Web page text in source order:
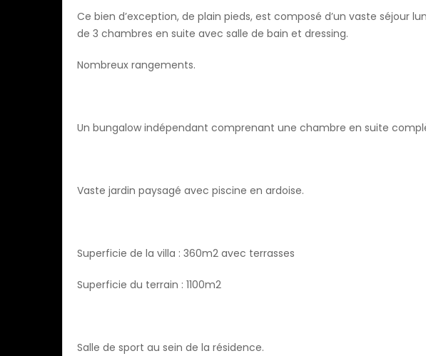
Ce bien d’exception, de plain pieds, est composé d’un vaste séjour
de 3 chambres en suite avec salle de bain et dressing.
Nombreux rangements.
Un bungalow indépendant comprenant une chambre en suite
Vaste jardin paysagé avec piscine en ardoise.
Superficie de la villa : 360m2 avec terrasses
Superficie du terrain : 1100m2
Salle de sport au sein de la résidence.